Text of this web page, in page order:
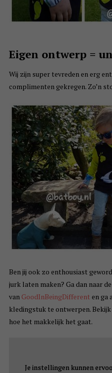
Eigen ontwerp =
Wij zijn super tevreden en erg
complimenten gekregen. Zo’n
Ben jij ook zo enthousiast
jurk laten maken? Ga dan naar
van GoodInBeingDifferent en ga
kledingstuk te ontwerpen.
hoe het makkelijk het gaat.
Je instellingen kunnen
Je instellingen kunnen